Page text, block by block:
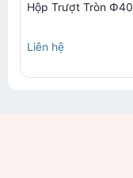
Hộp Trượt Tròn Ф40
Liên hệ